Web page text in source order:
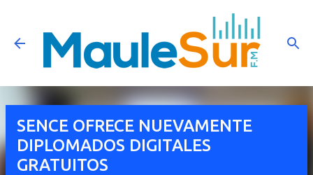
Ir al contenido principal
SENCE OFRECE NUEVAMENTE
DIPLOMADOS DIGITALES
GRATUITOS